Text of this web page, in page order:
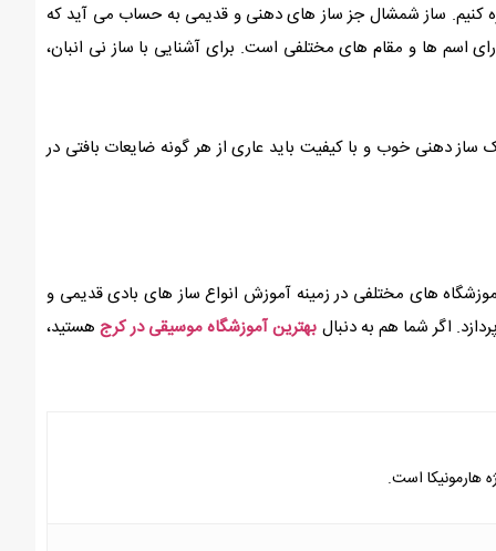
کنیم. ساز شمشال جز ساز های دهنی و قدیمی به حساب می آید که
اسم ها و مقام های مختلفی است. برای آشنایی با ساز نی انبان،
دهنی خوب و با کیفیت باید عاری از هر گونه ضایعات بافتی در
های مختلفی در زمینه آموزش انواع ساز های بادی قدیمی و
اگر شما هم به دنبال بهترین آموزشگاه موسیقی در کرج هستید،
هارمونیکا است.